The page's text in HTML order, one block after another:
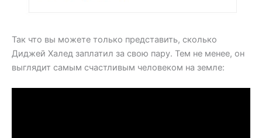
Так что вы можете только представить, сколько
Диджей Халед заплатил за свою пару. Тем не менее, он
выглядит самым счастливым человеком на земле: